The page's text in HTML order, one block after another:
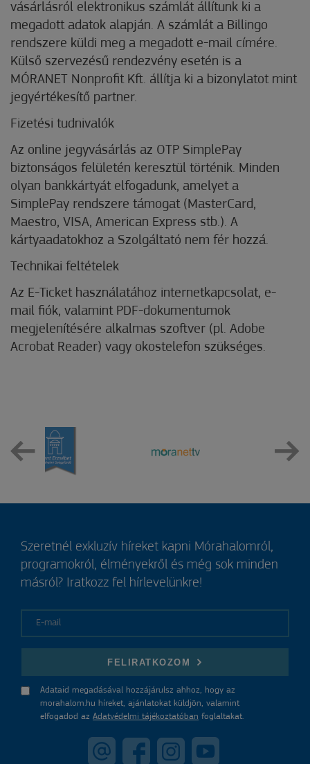
vásárlásról elektronikus számlát állítunk ki a
megadott adatok alapján. A számlát a Billingo
rendszere küldi meg a megadott e-mail címére.
Külső szervezésű rendezvény esetén is a
MÓRANET Nonprofit Kft. állítja ki a bizonylatot mint
jegyértékesítő partner.
Fizetési tudnivalók
Az online jegyvásárlás az OTP SimplePay
biztonságos felületén keresztül történik. Minden
olyan bankkártyát elfogadunk, amelyet a
SimplePay rendszere támogat (MasterCard,
Maestro, VISA, American Express stb.). A
kártyaadatokhoz a Szolgáltató nem fér hozzá.
Technikai feltételek
Az E-Ticket használatához internetkapcsolat, e-
mail fiók, valamint PDF-dokumentumok
megjelenítésére alkalmas szoftver (pl. Adobe
Acrobat Reader) vagy okostelefon szükséges.
Szeretnél exkluzív híreket kapni Mórahalomról,
programokról, élményekről és még sok minden
másról? Iratkozz fel hírlevelünkre!
FELIRATKOZOM
Adataid megadásával hozzájárulsz ahhoz, hogy az
morahalom.hu híreket, ajánlatokat küldjön, valamint
elfogadod az Adatvédelmi tájékoztatóban foglaltakat.